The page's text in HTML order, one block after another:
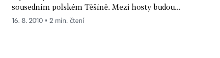
sousedním polském Těšíně. Mezi hosty budou...
16. 8. 2010 ▪ 2 min. čtení